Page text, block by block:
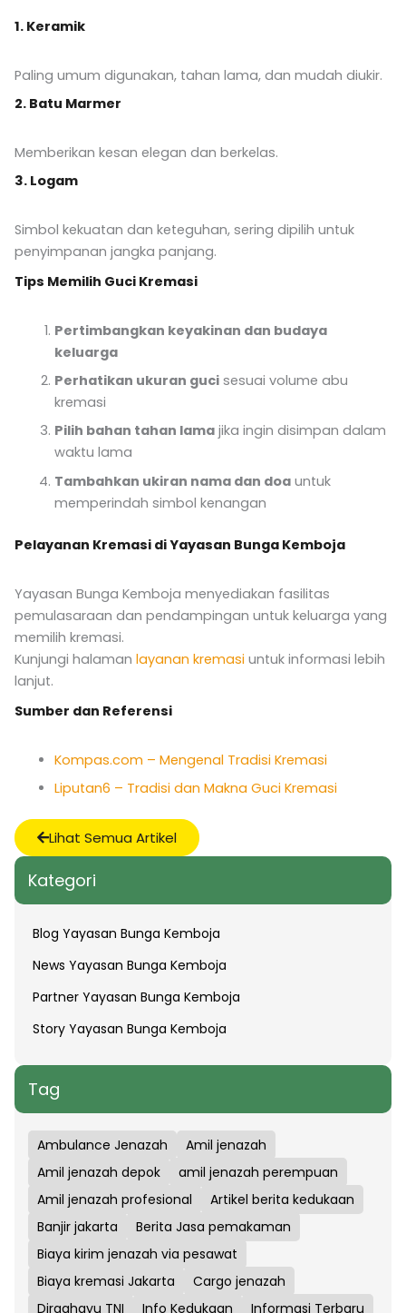
1. Keramik
Paling umum digunakan, tahan lama, dan mudah diukir.
2. Batu Marmer
Memberikan kesan elegan dan berkelas.
3. Logam
Simbol kekuatan dan keteguhan, sering dipilih untuk
penyimpanan jangka panjang.
Tips Memilih Guci Kremasi
Pertimbangkan keyakinan dan budaya
keluarga
Perhatikan ukuran gucisesuai volume abu
kremasi
Pilih bahan tahan lamajika ingin disimpan dalam
waktu lama
Tambahkan ukiran nama dan doauntuk
memperindah simbol kenangan
Pelayanan Kremasi di Yayasan Bunga Kemboja
Yayasan Bunga Kemboja menyediakan fasilitas
pemulasaraan dan pendampingan untuk keluarga yang
memilih kremasi.
Kunjungi halaman layanan kremasi untuk informasi lebih
lanjut.
Sumber dan Referensi
Kompas.com – Mengenal Tradisi Kremasi
Liputan6 – Tradisi dan Makna Guci Kremasi
Lihat Semua Artikel
Kategori
Blog Yayasan Bunga Kemboja
News Yayasan Bunga Kemboja
Partner Yayasan Bunga Kemboja
Story Yayasan Bunga Kemboja
Tag
Ambulance Jenazah
Amil jenazah
Amil jenazah depok
amil jenazah perempuan
Amil jenazah profesional
Artikel berita kedukaan
Banjir jakarta
Berita Jasa pemakaman
Biaya kirim jenazah via pesawat
Biaya kremasi Jakarta
Cargo jenazah
Dirgahayu TNI
Info Kedukaan Informasi Terbaru